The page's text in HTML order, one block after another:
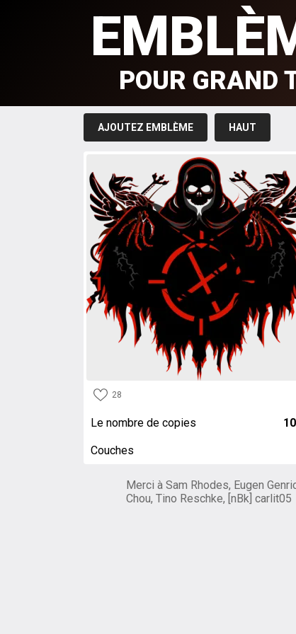
POUR GRAND
AJOUTEZ EMBLÈME HAUT
28
Le nombre de copies
Couches
Merci à Sam Rhodes, Eugen
Chou, Tino Reschke, [nBk] carlit05